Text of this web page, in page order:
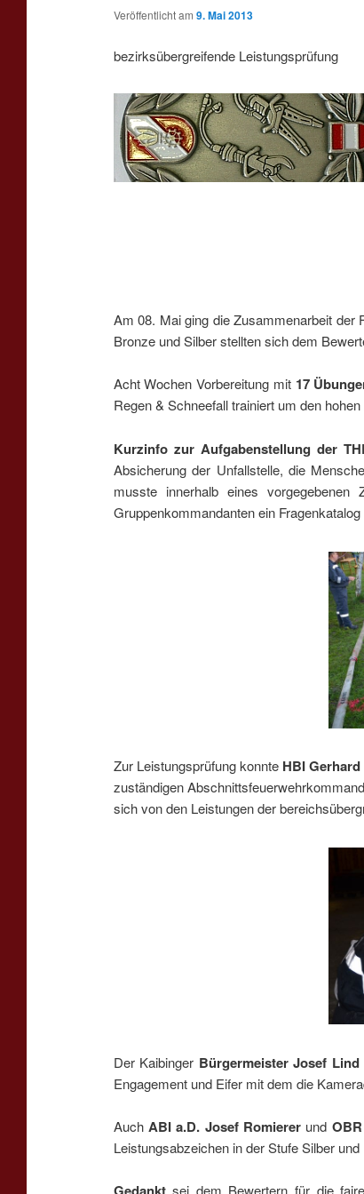
Veröffentlicht am 9. Mai 2013
bezirksübergreifende Leistungsprüfung
Am 08. Mai ging die Zusammenarbeit der
Bronze und Silber stellten sich dem
Acht Wochen Vorbereitung mit 17
Regen & Schneefall trainiert um den
Kurzinfo zur Aufgabenstellung der
Absicherung der Unfallstelle, die
musste innerhalb eines
Gruppenkommandanten ein
Zur Leistungsprüfung konnte HBI
zuständigen
sich von den Leistungen der
Der Kaibinger Bürgermeister Josef Lind
Engagement und Eifer mit dem die
Auch ABI a.D. Josef Romiererund
Leistungsabzeichen in der Stufe Silber
sei dem Bewertern für die